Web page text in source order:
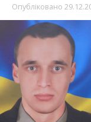
Опубліковано